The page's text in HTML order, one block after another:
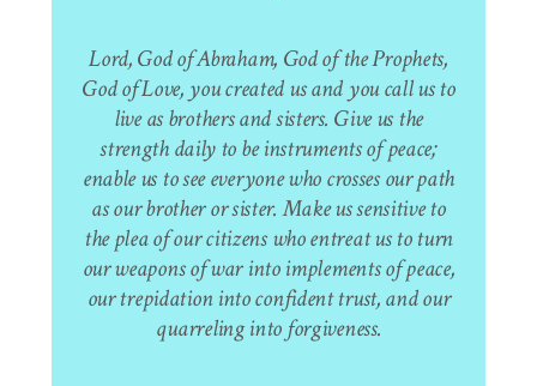
Lord, God of Abraham, God of the Prophets,
God of Love, you created us and you call us to
live as brothers and sisters. Give us the
strength daily to be instruments of peace;
enable us to see everyone who crosses our path
as our brother or sister. Make us sensitive to
the plea of our citizens who entreat us to turn
our weapons of war into implements of peace,
our trepidation into confident trust, and our
quarreling into forgiveness.